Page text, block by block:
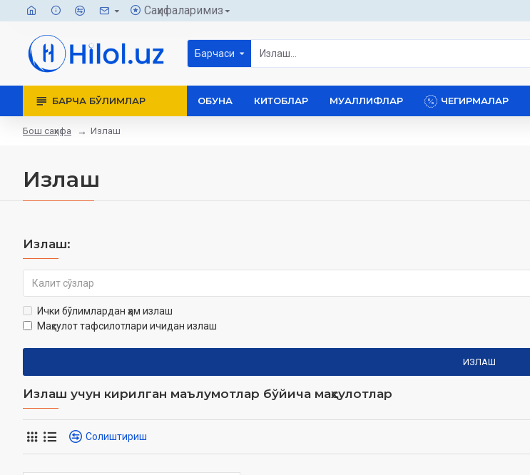
Саҳифаларимиз
Барчаси
БАРЧА БЎЛИМЛАР ОБУНА КИТОБЛАР МУАЛЛИФЛАР ЧЕГИРМАЛАР
Бош саҳифа Излаш
Излаш
Излаш:
Ички бўлимлардан ҳам излаш
Маҳсулот тафсилотлари ичидан излаш
ИЗЛАШ
Излаш учун кирилган маълумотлар бўйича маҳсулотлар
Солиштириш